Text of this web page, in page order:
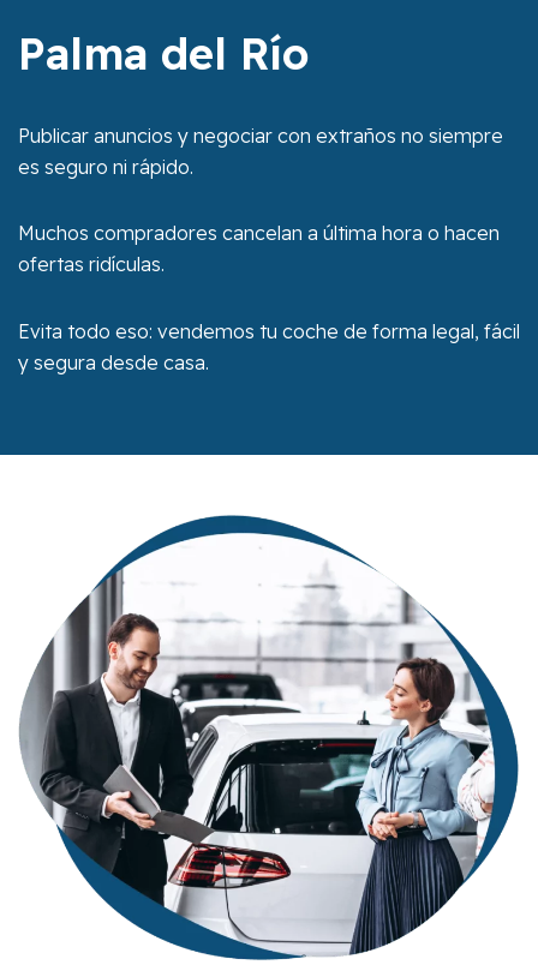
Palma del Río
Publicar anuncios y negociar con extraños no siempre
es seguro ni rápido.
Muchos compradores cancelan a última hora o hacen
ofertas ridículas.
Evita todo eso: vendemos tu coche de forma legal, fácil
y segura desde casa.